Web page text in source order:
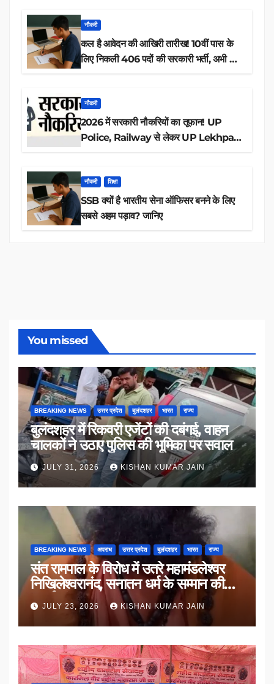
नौकरी
कल है आवेदन की आखिरी तारीख! 10वीं पास के
लिए निकली 406 पदों की सरकारी भर्ती, अभी करें
नौकरी
2026 में सरकारी नौकरियों का तूफान! UP
Police, Railway से लेकर UP Lekhpal
नौकरी शिक्षा
SSB क्यों है भारतीय सेना ऑफिसर बनने के लिए
सबसे अहम पड़ाव? जानिए
You missed
BREAKING NEWS उत्तर प्रदेश बुलंदशहर भारत राज्य
बुलंदशहर में रिकवरी एजेंटों की दबंगई, वाहन
चालकों ने उठाए पुलिस की भूमिका पर सवाल
JULY 31, 2026 KISHAN KUMAR JAIN
BREAKING NEWS अपराध उत्तर प्रदेश बुलंदशहर भारत राज्य
संत रामपाल के विरोध में उतरे महामंडलेश्वर
निखिलेश्वरानंद, सनातन धर्म के सम्मान की
उठाई मांग
JULY 23, 2026 KISHAN KUMAR JAIN